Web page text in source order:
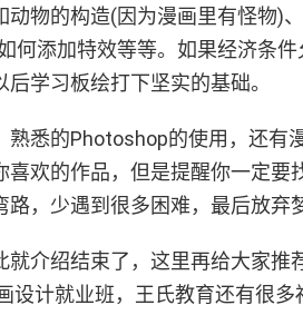
物的构造(因为漫画里有怪物)
何添加特效等等。如果经济条件
学习板绘打下坚实的基础。
悉的Photoshop的使用，还有
欢的作品，但是提醒你一定要
，少遇到很多困难，最后放弃
介绍结束了，这里再给大家推
设计就业班，王氏教育还有很多